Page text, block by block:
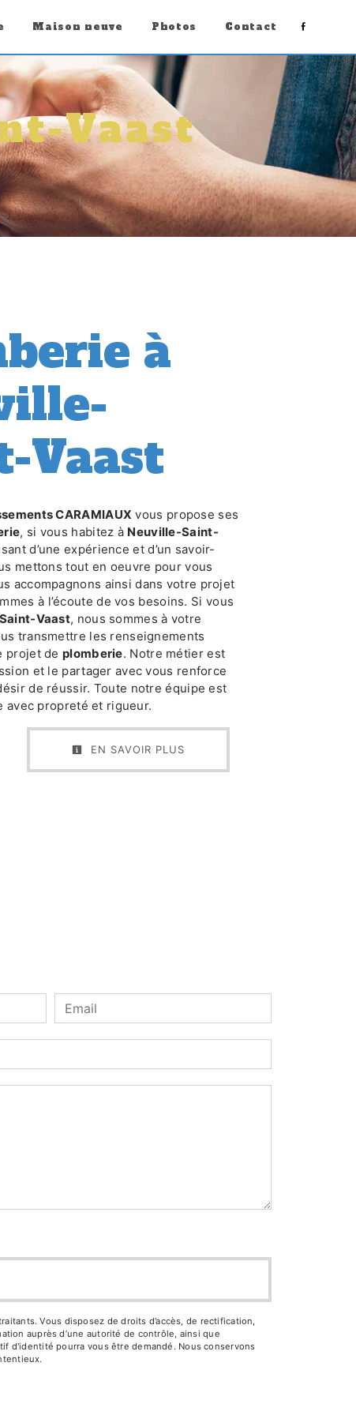
Maison neuve Photos Contact
Vaast
à
Vaast
CARAMIAUX vous propose ses
, si vous habitez à Neuville-Saint-
d’une expérience et d’un savoir-
mettons tout en oeuvre pour vous
accompagnons ainsi dans votre projet
à l’écoute de vos besoins. Si vous
Vaast, nous sommes à votre
transmettre les renseignements
projet de plomberie. Notre métier est
et le partager avec vous renforce
de réussir. Toute notre équipe est
avec propreté et rigueur.
EN SAVOIR PLUS
Vous disposez de droits d’accès, de rectification,
auprès d’une autorité de contrôle, ainsi que
d'identité pourra vous être demandé. Nous conservons